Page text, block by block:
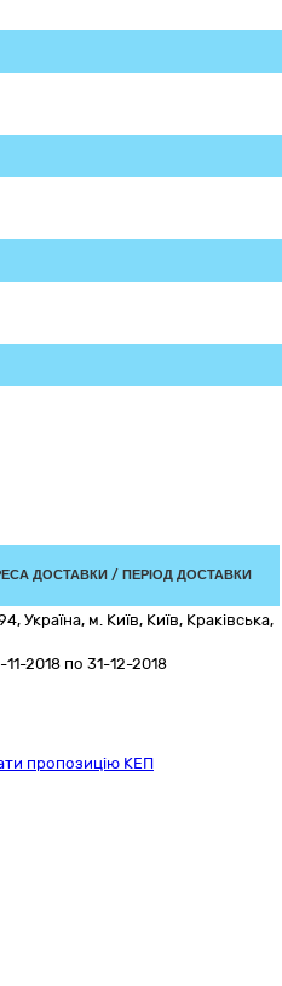
ДОСТАВКИ / ПЕРІОД ДОСТАВКИ
, Україна, м. Київ, Київ, Краківська,
11-2018 по 31-12-2018
пропозицію КЕП